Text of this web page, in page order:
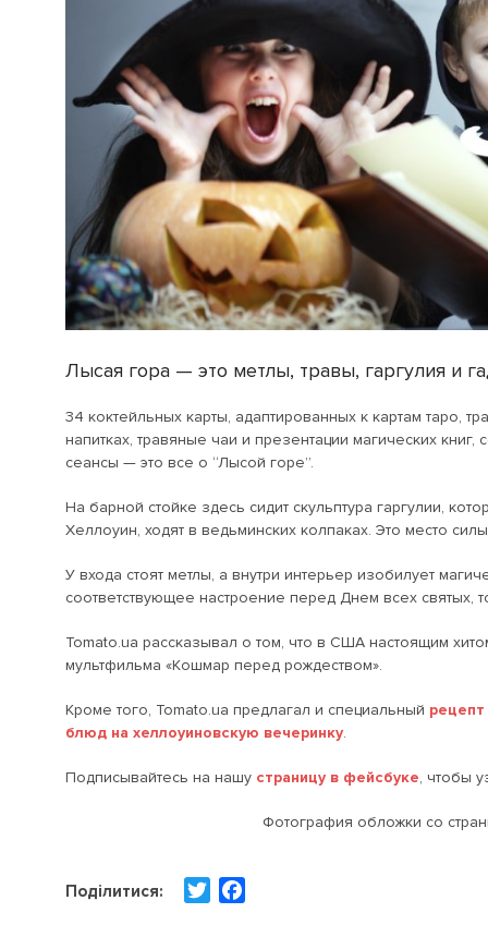
Лысая гора — это метлы, травы, гаргулия и
34 коктейльных карты, адаптированных к картам таро,
напитках, травяные чаи и презентации магических
сеансы — это все о “Лысой горе”.
На барной стойке здесь сидит скульптура гаргулии,
Хеллоуин, ходят в ведьминских колпаках. Это место
У входа стоят метлы, а внутри интерьер изобилует
соответствующее настроение перед Днем всех святых,
Tomato.ua рассказывал о том, что в США настоящим
мультфильма «Кошмар перед рождеством».
Кроме того, Tomato.ua предлагал и специальный
блюд на хеллоуиновскую вечеринку.
Подписывайтесь на нашу страницу в фейсбуке, чтобы
Фотография обложки со
Поділитися: